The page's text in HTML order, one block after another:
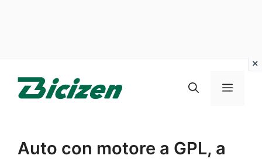
Menu
Auto con motore a GPL, a